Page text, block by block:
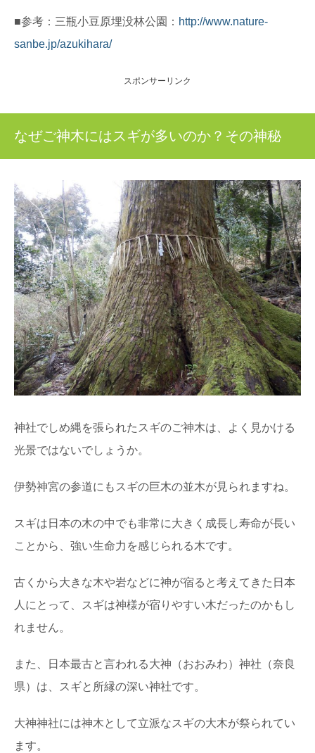
■参考：三瓶小豆原埋没林公園： http://www.nature-
sanbe.jp/azukihara/
スポンサーリンク
なぜご神木にはスギが多いのか？その神秘
神社でしめ縄を張られたスギのご神木は、よく見かける
光景ではないでしょうか。
伊勢神宮の参道にもスギの巨木の並木が見られますね。
スギは日本の木の中でも非常に大きく成長し寿命が長い
ことから、強い生命力を感じられる木です。
古くから大きな木や岩などに神が宿ると考えてきた日本
人にとって、スギは神様が宿りやすい木だったのかもし
れません。
また、日本最古と言われる大神（おおみわ）神社（奈良
県）は、スギと所縁の深い神社です。
大神神社には神木として立派なスギの大木が祭られてい
ます。